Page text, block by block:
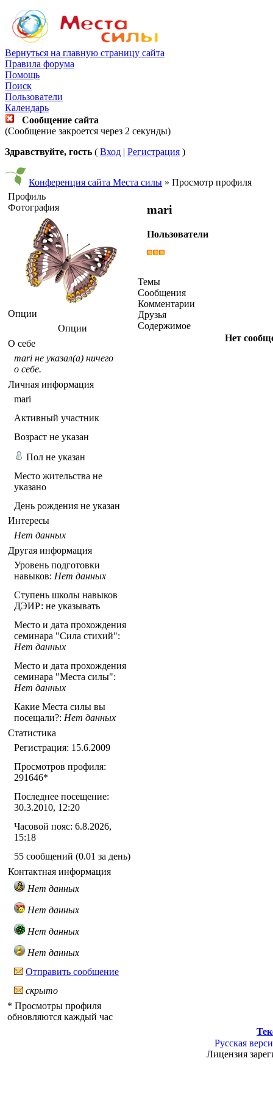
Вернуться на главную страницу сайта
Правила форума
Помощь
Поиск
Пользователи
Календарь
Сообщение сайта
(Сообщение закроется через 2 секунды)
Здравствуйте, гость ( Вход | Регистрация )
Конференция сайта Места силы » Просмотр профиля
Профиль
Фотография
Опции
Опции
О себе
mari не указал(а) ничего
о себе.
Личная информация
mari
Активный участник
Возраст не указан
Пол не указан
Место жительства не
указано
День рождения не указан
Интересы
Нет данных
Другая информация
Уровень подготовки
навыков: Нет данных
Ступень школы навыков
ДЭИР: не указывать
Место и дата прохождения
семинара "Сила стихий":
Нет данных
Место и дата прохождения
семинара "Места силы":
Нет данных
Какие Места силы вы
посещали?: Нет данных
Статистика
Регистрация: 15.6.2009
Просмотров профиля:
291646*
Последнее посещение:
30.3.2010, 12:20
Часовой пояс: 6.8.2026,
15:18
55 сообщений (0.01 за день)
Контактная информация
Нет данных
Нет данных
Нет данных
Нет данных
Отправить сообщение
скрыто
* Просмотры профиля
обновляются каждый час
mari
Пользователи
Темы
Сообщения
Комментарии
Друзья
Содержимое
Нет
Русская
Лицензия